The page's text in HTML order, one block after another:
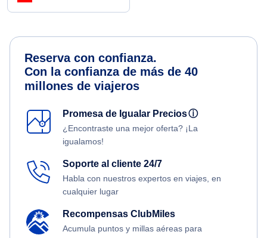
Reserva con confianza.
Con la confianza de más de 40
millones de viajeros
Promesa de Igualar Preciosⓘ
¿Encontraste una mejor oferta? ¡La
igualamos!
Soporte al cliente 24/7
Habla con nuestros expertos en viajes, en
cualquier lugar
Recompensas ClubMiles
Acumula puntos y millas aéreas para